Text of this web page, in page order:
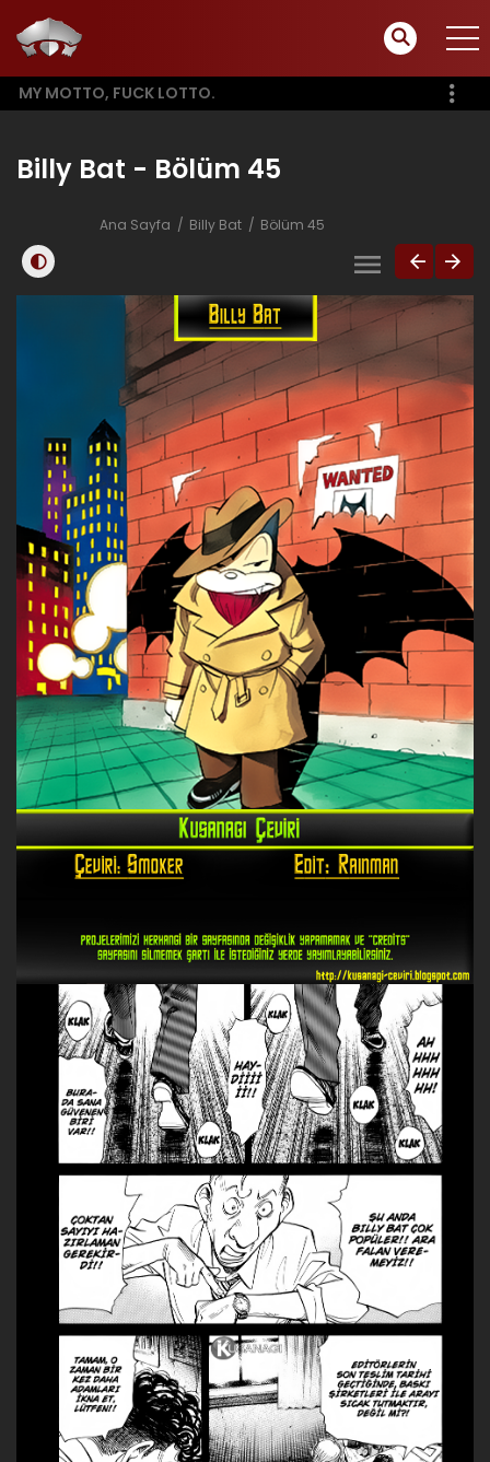
MY MOTTO, FUCK LOTTO.
Billy Bat - Bölüm 45
Ana Sayfa Billy Bat Bölüm 45